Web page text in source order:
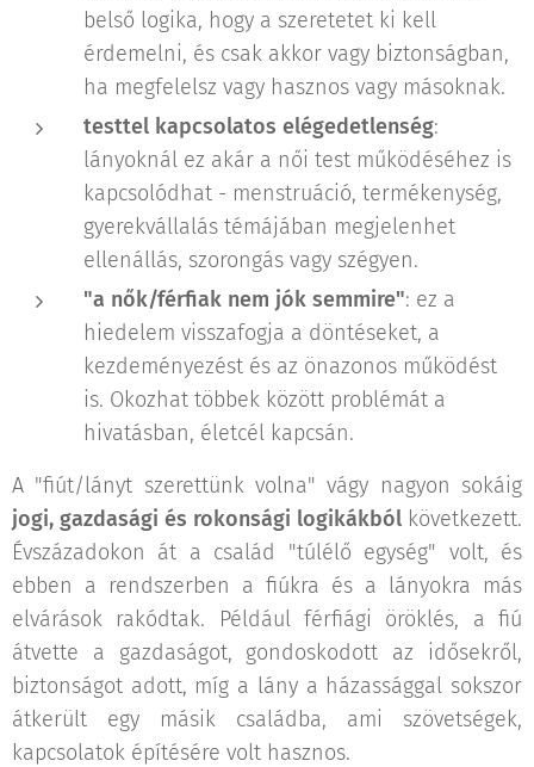
belső logika, hogy a szeretetet ki kell
érdemelni, és csak akkor vagy biztonságban,
ha megfelelsz vagy hasznos vagy másoknak.
testtel kapcsolatos elégedetlenség:
lányoknál ez akár a női test működéséhez is
kapcsolódhat - menstruáció, termékenység,
gyerekvállalás témájában megjelenhet
ellenállás, szorongás vagy szégyen.
"a nők/férfiak nem jók semmire": ez a
hiedelem visszafogja a döntéseket, a
kezdeményezést és az önazonos működést
is. Okozhat többek között problémát a
hivatásban, életcél kapcsán.
A "fiút/lányt szerettünk volna" vágy nagyon sokáig
jogi, gazdasági és rokonsági logikákból következett.
Évszázadokon át a család "túlélő egység" volt, és
ebben a rendszerben a fiúkra és a lányokra más
elvárások rakódtak. Például férfiági öröklés, a fiú
átvette a gazdaságot, gondoskodott az idősekről,
biztonságot adott, míg a lány a házassággal sokszor
átkerült egy másik családba, ami szövetségek,
kapcsolatok építésére volt hasznos.